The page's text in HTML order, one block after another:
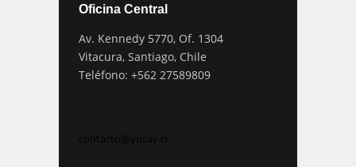
Oficina Central
Av. Kennedy 5770, Of. 1304
Vitacura, Santiago, Chile
Teléfono: +562 27589809
contacto@yucay.cl